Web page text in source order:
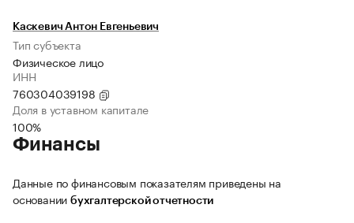
Каскевич Антон Евгеньевич
Тип субъекта
Физическое лицо
ИНН
760304039198
Доля в уставном капитале
100%
Финансы
Данные по финансовым показателям приведены на
основании бухгалтерской отчетности